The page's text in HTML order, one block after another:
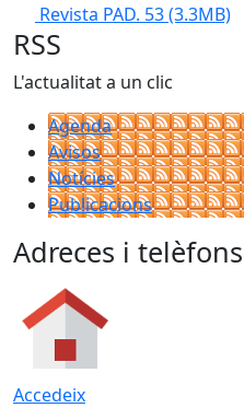
Revista PAD. 53(3.3MB)
RSS
L'actualitat a un clic
Agenda
Avisos
Notícies
Publicacions
Adreces i telèfons
Accedeix